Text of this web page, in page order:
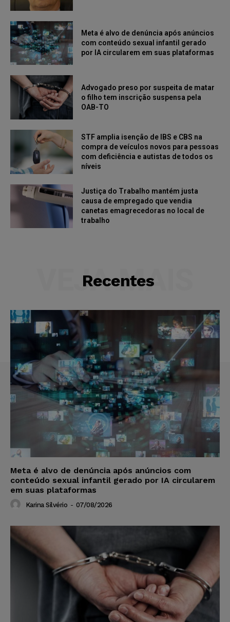
Meta é alvo de denúncia após anúncios
com conteúdo sexual infantil gerado
por IA circularem em suas plataformas
Advogado preso por suspeita de matar
o filho tem inscrição suspensa pela
OAB-TO
STF amplia isenção de IBS e CBS na
compra de veículos novos para pessoas
com deficiência e autistas de todos os
níveis
Justiça do Trabalho mantém justa
causa de empregado que vendia
canetas emagrecedoras no local de
trabalho
Recentes
VEJA MAIS
Meta é alvo de denúncia após anúncios com
conteúdo sexual infantil gerado por IA circularem
em suas plataformas
Karina Silvério - 07/08/2026